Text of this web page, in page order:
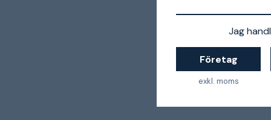
Jag
Företag
exkl. moms